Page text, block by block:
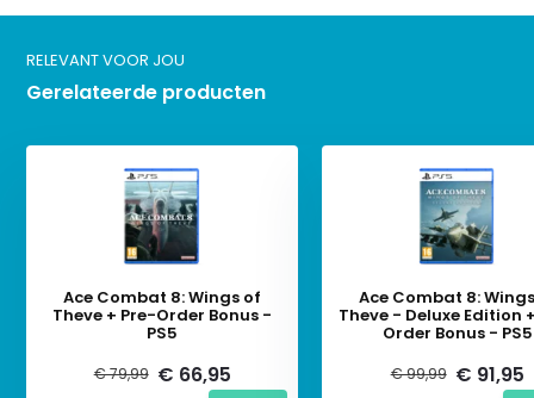
RELEVANT VOOR JOU
Gerelateerde producten
Ace Combat 8: Wings of
Theve + Pre-Order Bonus -
PS5
€ 79,99 € 66,95
Ace Combat 8:
Theve - Deluxe Edition
Order Bonus - PS5
€ 99,99 € 91,95